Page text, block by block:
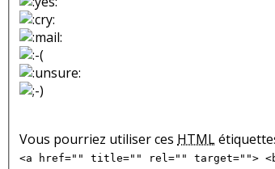
Vous pourriez utiliser ces HTML
<a href="" title="" rel="" target="">